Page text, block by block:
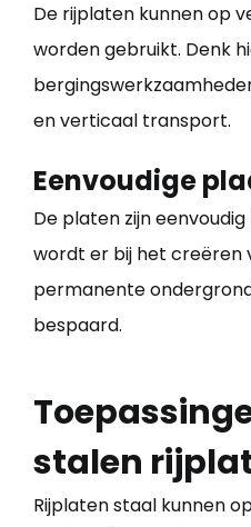
De rijplaten kunnen op
worden gebruikt. Denk
en verticaal transport.
Eenvoudige
De platen zijn
wordt er bij het creëren
permanente
bespaard.
stalen
Rijplaten staal kunnen